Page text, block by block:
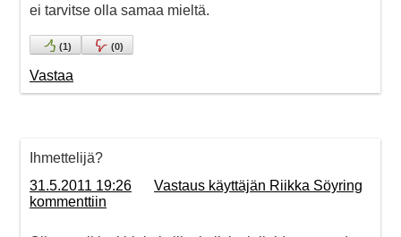
ei tarvitse olla samaa mieltä.
(1) (0)
Vastaa
Ihmettelijä?
31.5.2011 19:26
Vastaus käyttäjän Riikka Söyring
kommenttiin